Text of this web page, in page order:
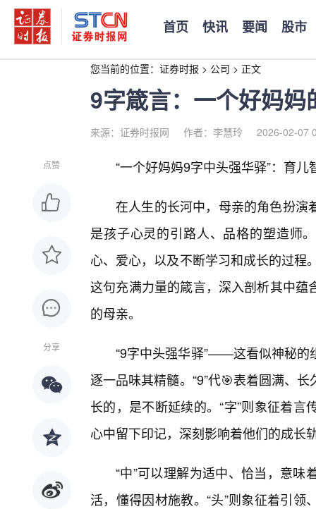
首页 快讯 要闻 股市
您当前的位置： 证券时报 > 公司 > 正文
9字箴言：一个好妈妈
来源：证券时报网 作者：李慧玲 2026-02-07
点赞
分享
“一个好妈妈9字中头强华驿”：育
在人生的长河中，母亲的角色扮演
是孩子心灵的引路人、品格的塑造师
心、爱心，以及不断学习和成长的过程
这句充满力量的箴言，深入剖析其中
的母亲。
“9字中头强华驿”——这看似神秘的
逐一品味其精髓。“9”代🎯表着圆满、
长的，是不断延续的。“字”则象征着
心中留下印记，深刻影响着他们的成长
“中”可以理解为适中、恰当，意
活，懂得因材施教。“头”则象征着引